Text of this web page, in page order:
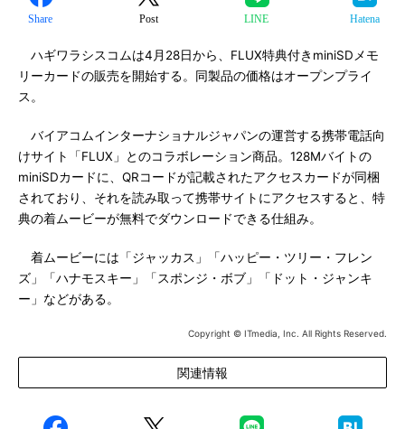
Share Post LINE Hatena
ハギワラシスコムは4月28日から、FLUX特典付きminiSDメモ
リーカードの販売を開始する。同製品の価格はオープンプライ
ス。
バイアコムインターナショナルジャパンの運営する携帯電話向
けサイト「FLUX」とのコラボレーション商品。128Mバイトの
miniSDカードに、QRコードが記載されたアクセスカードが同梱
されており、それを読み取って携帯サイトにアクセスすると、特
典の着ムービーが無料でダウンロードできる仕組み。
着ムービーには「ジャッカス」「ハッピー・ツリー・フレン
ズ」「ハナモスキー」「スポンジ・ボブ」「ドット・ジャンキ
ー」などがある。
Copyright © ITmedia, Inc. All Rights Reserved.
関連情報